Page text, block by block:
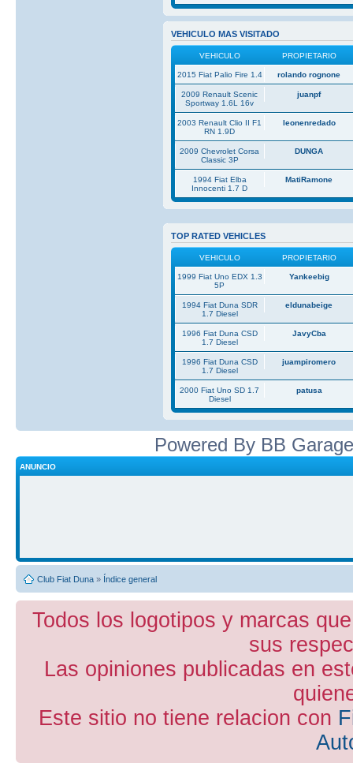
VEHICULO MAS VISITADO
VEHICULO PROPIETARIO
2015 Fiat Palio Fire 1.4 rolando rognone
2009 Renault Scenic
Sportway 1.6L 16v
juanpf
2003 Renault Clio II F1
RN 1.9D
leonenredado
2009 Chevrolet Corsa
Classic 3P
DUNGA
1994 Fiat Elba
Innocenti 1.7 D
MatiRamone
TOP RATED VEHICLES
VEHICULO PROPIETARIO
1999 Fiat Uno EDX 1.3
5P
Yankeebig
1994 Fiat Duna SDR
1.7 Diesel
eldunabeige
1996 Fiat Duna CSD
1.7 Diesel
JavyCba
1996 Fiat Duna CSD
1.7 Diesel
juampiromero
2000 Fiat Uno SD 1.7
Diesel
patusa
Powered By BB
ANUNCIO
Club Fiat Duna » Índice general
Todos los logotipos y marcas
sus
Las opiniones publicadas en
Este sitio no tiene relacion con